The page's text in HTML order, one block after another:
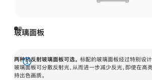
玻璃面板
两种抗反射玻璃面板可选。 标配的玻璃面板经过特别设计
玻璃面板可分散反射光，从而进一步减少反光，即使在高
持出色画质。
展